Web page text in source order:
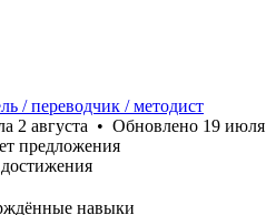
/ переводчик / методист
2 августа • Обновлено 19 июля
предложения
навыки